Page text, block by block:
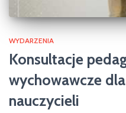
WYDARZENIA
Konsultacje
wychowawcze
nauczycieli